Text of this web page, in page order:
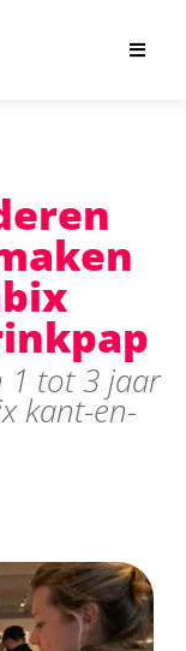
1 tot 3 jaar
kant-en-